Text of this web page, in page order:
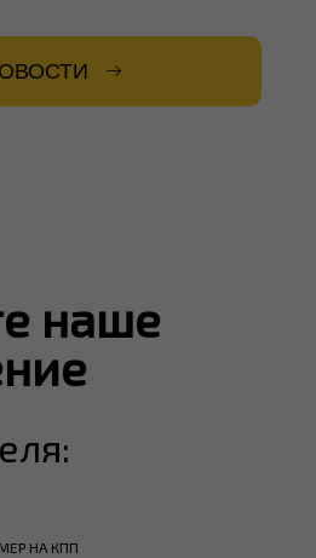
наше
НА КПП